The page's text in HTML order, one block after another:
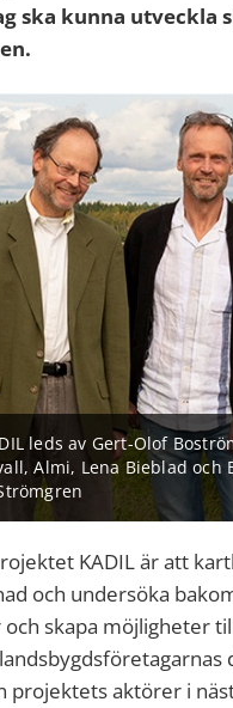
ska kunna utveckla
leds av Gert-Olof
Almi, Lena Bieblad och
KADIL är att
och undersöka
skapa möjligheter
projektets aktörer i